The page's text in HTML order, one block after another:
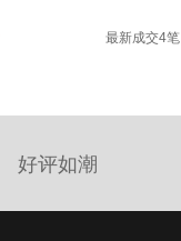
最新成交4笔
好评如潮